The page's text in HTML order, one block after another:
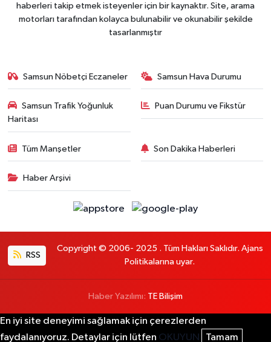
haberleri takip etmek isteyenler için bir kaynaktır. Site, arama
motorları tarafından kolayca bulunabilir ve okunabilir şekilde
tasarlanmıştır
Samsun Nöbetçi Eczaneler Samsun Hava Durumu
Samsun Trafik Yoğunluk
Haritası
Puan Durumu ve Fikstür
Tüm Manşetler Son Dakika Haberleri
Haber Arşivi
RSS
Copyright © 2006- 2025 . Tüm Hakları Saklıdır. Ajans
Politikalarına uyar.
Haber Yazılımı: TE Bilişim
En iyi site deneyimi sağlamak için çerezlerden
faydalanıyoruz. Detaylar için lütfen OKUYUN Tamam